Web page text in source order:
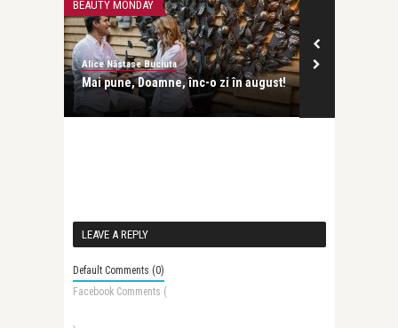
BEAUTY MONDAY
Alice Năstase Buciuta
Mai pune, Doamne, înc-o zi în august!
LEAVE A REPLY
Default Comments (0)
Facebook Comments (